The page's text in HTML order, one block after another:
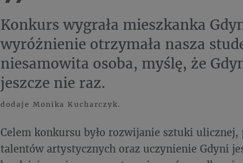
Konkurs wygrała mieszkanka
wyróżnienie otrzymała nasza
niesamowita osoba, myślę, że
jeszcze nie raz.
dodaje Monika Kucharczyk.
Celem konkursu było rozwijanie sztuki
talentów artystycznych oraz uczynienie Gdyni